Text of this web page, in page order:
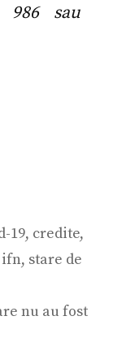
986 sau
19, credite,
ifn, stare de
nu au fost